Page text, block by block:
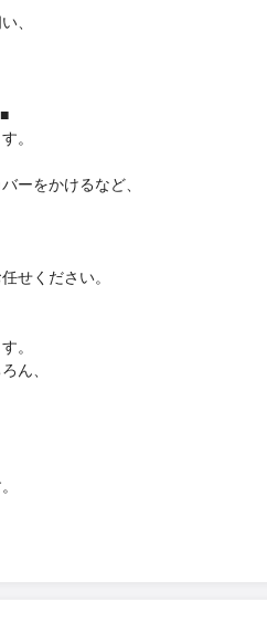
、
。
をかけるなど、
ください。
。
ん、